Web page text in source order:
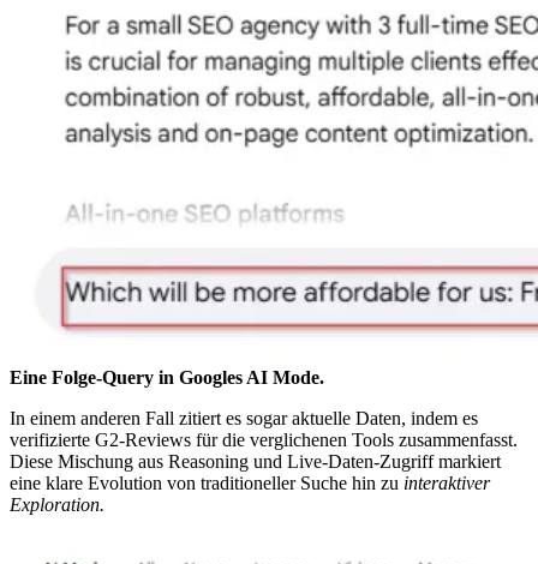
Eine Folge-Query in Googles AI Mode.
In einem anderen Fall zitiert es sogar aktuelle Daten, indem es
verifizierte G2-Reviews für die verglichenen Tools zusammenfasst.
Diese Mischung aus Reasoning und Live-Daten-Zugriff markiert
eine klare Evolution von traditioneller Suche hin zu interaktiver
Exploration.